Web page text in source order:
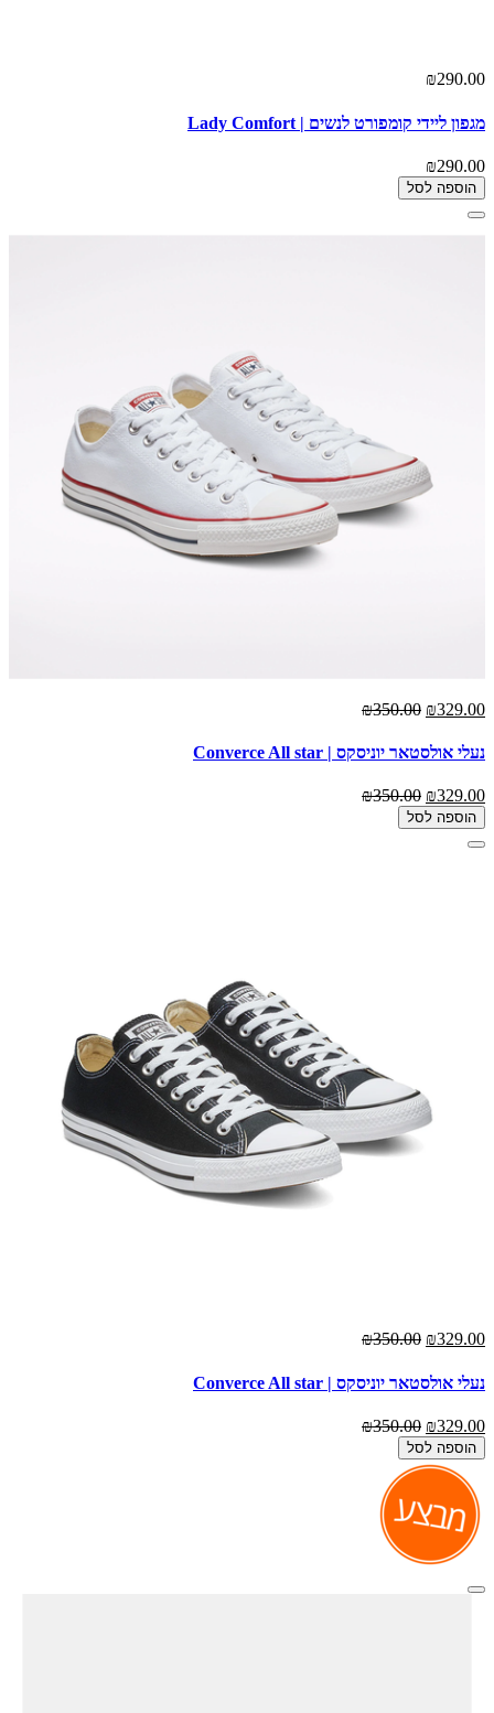
₪290.00
מגפון ליידי קומפורט לנשים | Lady Comfort
₪290.00
הוספה לסל
₪329.00
₪350.00
נעלי אולסטאר יוניסקס | Converce All star
₪329.00
₪350.00
הוספה לסל
₪329.00
₪350.00
נעלי אולסטאר יוניסקס | Converce All star
₪329.00
₪350.00
הוספה לסל